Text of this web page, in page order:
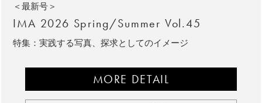
＜最新号＞
IMA 2026 Spring/Summer Vol.45
特集：実践する写真、探求としてのイメージ
MORE DETAIL